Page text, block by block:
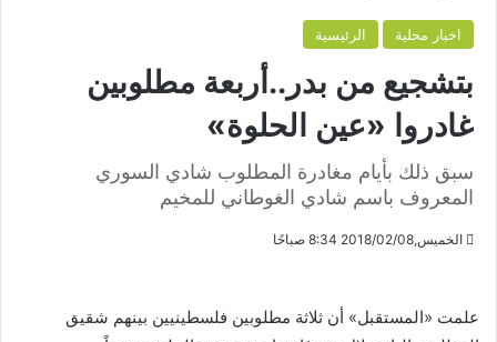
اخبار محلية الرئيسية
بتشجيع من بدر..أربعة مطلوبين
غادروا «عين الحلوة»
سبق ذلك بأيام مغادرة المطلوب شادي السوري
المعروف باسم شادي الغوطاني للمخيم
الخميس,2018/02/08 8:34 صباحًا
علمت «المستقبل» أن ثلاثة مطلوبين فلسطينيين بينهم شقيق